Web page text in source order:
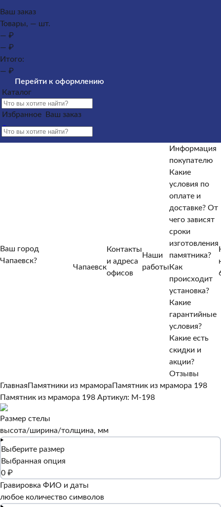
Памятники из гранита
Оформление гранитных памятников
лавочки
Контакты и адреса офисов
покупателю
оплате и доставке?
памятника?Как происходит установка?
гарантийные условия?
Отзывы
От чего зависят
Как происходит
Какие есть
Ваш заказ
Товары, — шт.
— ₽
— ₽
Итого:
— ₽
Перейти к оформлению
Каталог
Избранное Ваш заказ
Ваш город
Чапаевск?
Чапаевск
Контакты
и адреса
офисов
Наши
работы
Информация
покупателю
Какие
условия по
оплате и
доставке? От
чего зависят
сроки
изготовления
памятника?
Как
происходит
установка?
Какие
гарантийные
условия?
Какие есть
скидки и
акции?
Отзывы
Главная Памятники из мрамора Памятник из мрамора 198
Памятник из мрамора 198 Артикул: M-198
Размер стелы
высота/ширина/толщина, мм
Выберите размер
Выбранная опция
0 ₽
Гравировка ФИО и даты
любое количество символов